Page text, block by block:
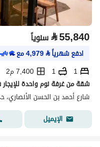
⃁55,840 سنوياً
ادفع شهرياً⃁
4,979مع
1
1
7,400 م2
شقة من غرفة نوم واحدة
شارع أحمد بن الحسن الأنصاري،
الإيميل